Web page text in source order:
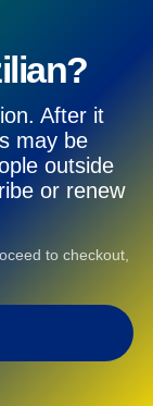
After it
may be
outside
or renew
to checkout,